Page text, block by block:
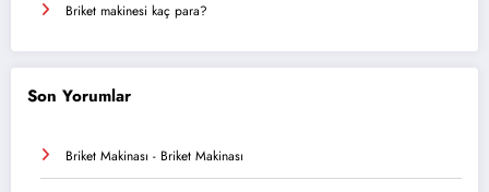
Briket makinesi kaç para?
Son Yorumlar
Briket Makinası - Briket Makinası